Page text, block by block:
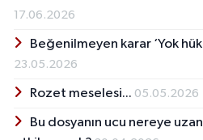
17.06.2026
Beğenilmeyen karar ‘Yok
23.05.2026
Rozet meselesi... 05.05.2026
Bu dosyanın ucu nereye